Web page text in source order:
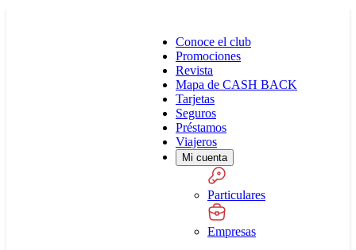
Conoce el club
Promociones
Revista
Mapa de CASH BACK
Tarjetas
Seguros
Préstamos
Viajeros
Mi cuenta
Particulares
Empresas